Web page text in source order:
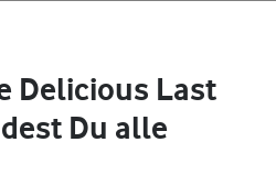
Delicious Last
Du alle